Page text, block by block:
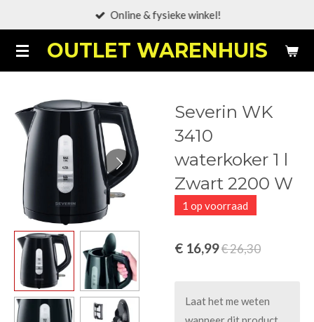
naar
de
OUTLET WARENHUIS
Online & fysieke winkel!
Severin WK
3410
waterkoker 1 l
Zwart 2200 W
1 op voorraad
€ 16,99€ 26,30
Laat het me weten